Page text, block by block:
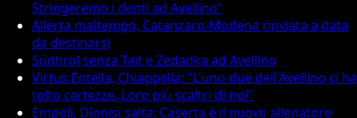
Stringeremo i denti ad Avellino"
Allerta maltempo, Catanzaro-Modena rinviata a data
da destinarsi
Südtirol senza Tait e Zedadka ad Avellino
Virtus Entella, Chiappella: "L'uno due dell'Avellino ci ha
tolto certezze. Loro più scaltri di noi"
Empoli, Dionisi salta: Caserta è il nuovo allenatore